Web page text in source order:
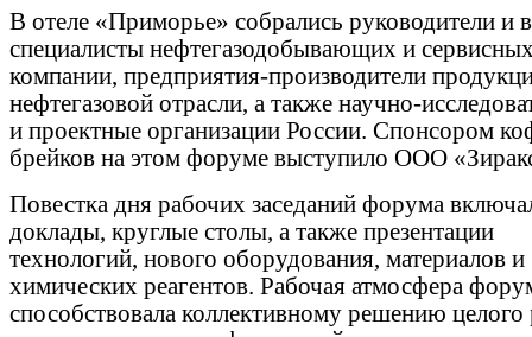
В отеле «Приморье» собрались руководители и
специалисты нефтегазодобывающих и
компании, предприятия-производители
нефтегазовой отрасли, а также научно-
и проектные организации России. Спонсором
брейков на этом форуме выступило ООО
Повестка дня рабочих заседаний форума
доклады, круглые столы, а также презентации
технологий, нового оборудования, материалов и
химических реагентов. Рабочая атмосфера
способствовала коллективному решению целого